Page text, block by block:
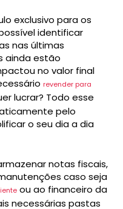
exclusivo para os
identificar
nas últimas
ainda estão
no valor final
revender para
lucrar? Todo esse
pelo
o seu dia a dia
notas fiscais,
caso seja
ou ao financeiro da
necessárias pastas